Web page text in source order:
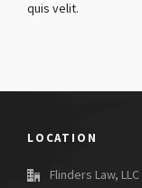
quis velit.
LOCATION
Flinders Law, LLC